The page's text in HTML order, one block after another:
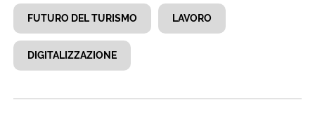
FUTURO DEL TURISMO LAVORO
DIGITALIZZAZIONE